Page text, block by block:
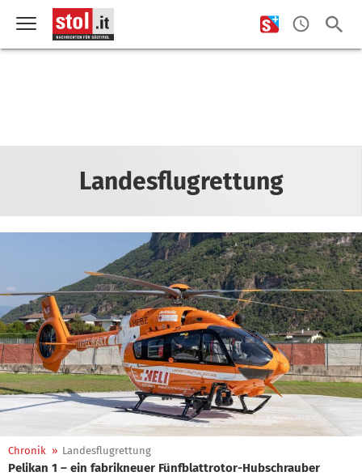
Landesflugrettung
Chronik » Landesflugrettung
Pelikan 1 – ein fabrikneuer Fünfblattrotor-Hubschrauber